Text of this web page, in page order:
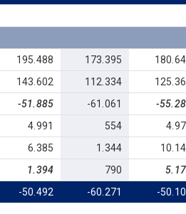
195.488 173.395
143.602 112.334
-51.885 -61.061 -
4.991 554
6.385 1.344
1.394 790
-50.492 -60.271 -